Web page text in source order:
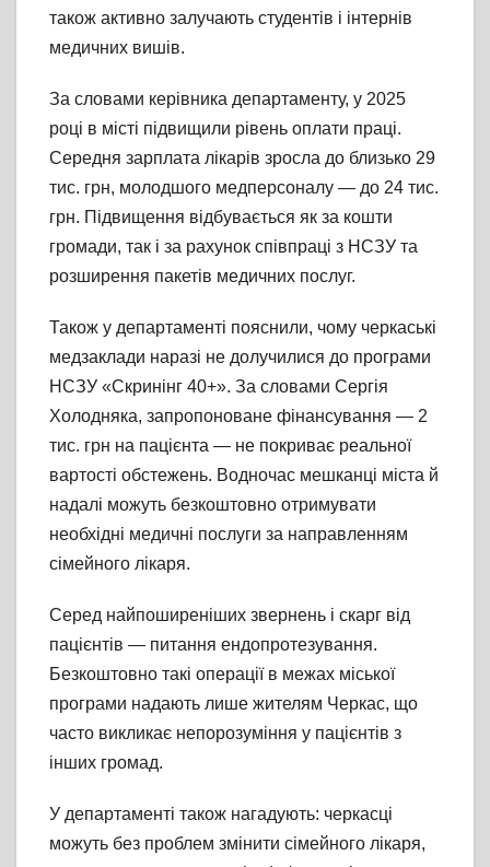
також активно залучають студентів і інтернів
медичних вишів.
За словами керівника департаменту, у 2025
році в місті підвищили рівень оплати праці.
Середня зарплата лікарів зросла до близько 29
тис. грн, молодшого медперсоналу — до 24 тис.
грн. Підвищення відбувається як за кошти
громади, так і за рахунок співпраці з НСЗУ та
розширення пакетів медичних послуг.
Також у департаменті пояснили, чому черкаські
медзаклади наразі не долучилися до програми
НСЗУ «Скринінг 40+». За словами Сергія
Холодняка, запропоноване фінансування — 2
тис. грн на пацієнта — не покриває реальної
вартості обстежень. Водночас мешканці міста й
надалі можуть безкоштовно отримувати
необхідні медичні послуги за направленням
сімейного лікаря.
Серед найпоширеніших звернень і скарг від
пацієнтів — питання ендопротезування.
Безкоштовно такі операції в межах міської
програми надають лише жителям Черкас, що
часто викликає непорозуміння у пацієнтів з
інших громад.
У департаменті також нагадують: черкасці
можуть без проблем змінити сімейного лікаря,